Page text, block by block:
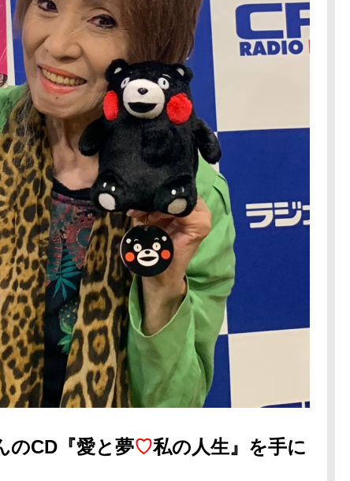
のCD『愛と夢♡私の人生』を手に